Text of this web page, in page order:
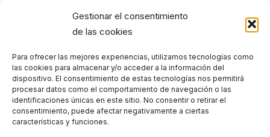
Gestionar el consentimiento
de las cookies
Para ofrecer las mejores experiencias, utilizamos tecnologías como
las cookies para almacenar y/o acceder a la información del
dispositivo. El consentimiento de estas tecnologías nos permitirá
procesar datos como el comportamiento de navegación o las
identificaciones únicas en este sitio. No consentir o retirar el
consentimiento, puede afectar negativamente a ciertas
características y funciones.
Juegos educativos
Niños
Punto Vuela Mengíbar
STEM